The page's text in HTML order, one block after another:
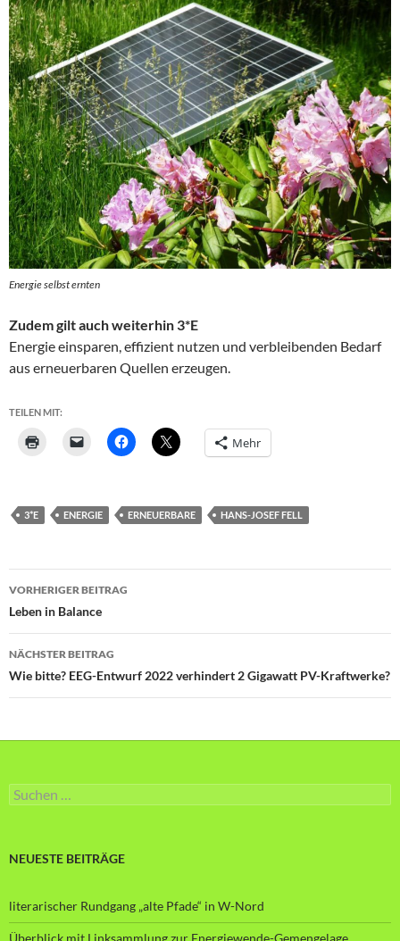
Energie selbst ernten
Zudem gilt auch weiterhin 3*E
Energie einsparen, effizient nutzen und verbleibenden Bedarf
aus erneuerbaren Quellen erzeugen.
TEILEN MIT:
Mehr
3*E ENERGIE ERNEUERBARE HANS-JOSEF FELL
Beitragsnavigation
VORHERIGER BEITRAG
Leben in Balance
NÄCHSTER BEITRAG
Wie bitte? EEG-Entwurf 2022 verhindert 2 Gigawatt PV-Kraftwerke?
Suche
nach:
NEUESTE BEITRÄGE
literarischer Rundgang „alte Pfade“ in W-Nord
Überblick mit Linksammlung zur Energiewende-Gemengelage